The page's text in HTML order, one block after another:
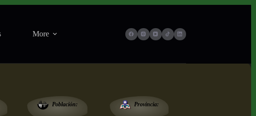
More
Población: Provincia: